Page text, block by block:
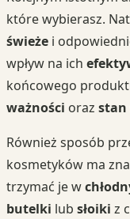
które wybierasz.
świeże i
wpływ na ich
końcowego
ważności oraz stan
Również sposób
kosmetyków ma
trzymać je w
butelki lub słoiki z